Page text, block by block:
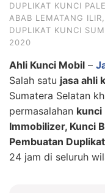
DUPLIKAT KUNCI
ABAB LEMATANG ILIR,
DUPLIKAT KUNCI
2020
Ahli Kunci Mobil –
Salah satu jasa ahli
Sumatera Selatan
permasalahan kunci
Immobilizer, Kunci
Pembuatan
24 jam di seluruh